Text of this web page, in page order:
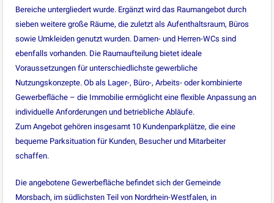
Bereiche untergliedert wurde. Ergänzt wird das Raumangebot durch
sieben weitere große Räume, die zuletzt als Aufenthaltsraum, Büros
sowie Umkleiden genutzt wurden. Damen- und Herren-WCs sind
ebenfalls vorhanden. Die Raumaufteilung bietet ideale
Voraussetzungen für unterschiedlichste gewerbliche
Nutzungskonzepte. Ob als Lager-, Büro-, Arbeits- oder kombinierte
Gewerbefläche – die Immobilie ermöglicht eine flexible Anpassung an
individuelle Anforderungen und betriebliche Abläufe.
Zum Angebot gehören insgesamt 10 Kundenparkplätze, die eine
bequeme Parksituation für Kunden, Besucher und Mitarbeiter
schaffen.
Die angebotene Gewerbefläche befindet sich der Gemeinde
Morsbach, im südlichsten Teil von Nordrhein-Westfalen, in